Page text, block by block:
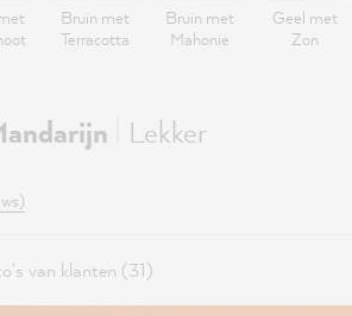
Bruin met
Terracotta
Bruin met
Mahonie
Geel met
Zon
Lekker
van klanten (31)